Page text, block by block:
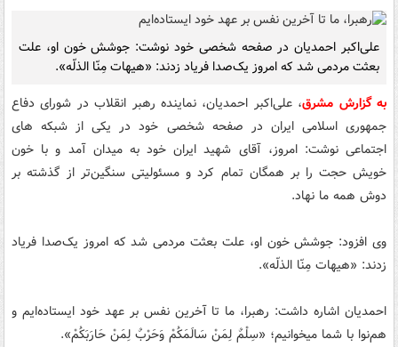
علی‌اکبر احمدیان در صفحه شخصی خود نوشت: جوشش خون او، علت
بعثت مردمی شد که امروز یک‌صدا فریاد زدند: «هیهات مِنّا الذلّه».
به گزارش مشرق، علی‌اکبر احمدیان، نماینده رهبر انقلاب در شورای دفاع
جمهوری اسلامی ایران در صفحه شخصی خود در یکی از شبکه های
اجتماعی نوشت: امروز، آقای شهید ایران خود به میدان آمد و با خون
خویش حجت را بر همگان تمام کرد و مسئولیتی سنگین‌تر از گذشته بر
دوش همه ما نهاد.
وی افزود: جوشش خون او، علت بعثت مردمی شد که امروز یک‌صدا فریاد
زدند: «هیهات مِنّا الذلّه».
احمدیان اشاره داشت: رهبرا، ما تا آخرین نفس بر عهد خود ایستاده‌ایم و
هم‌نوا با شما میخوانیم؛ «سِلْمٌ لِمَنْ سَالَمَکُمْ وَحَرْبٌ لِمَنْ حَارَبَکُمْ».